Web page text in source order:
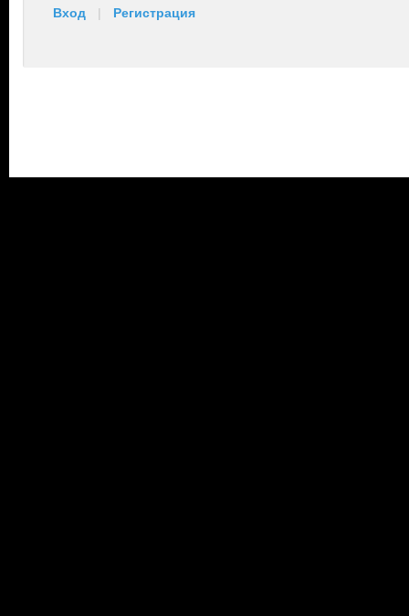
Вход | Регистрация